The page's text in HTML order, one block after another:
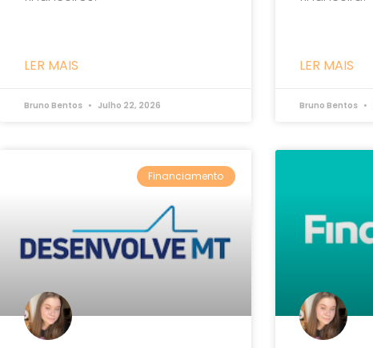
LER MAIS
Bruno Bentos Julho 22, 2026
LER MAIS
Bruno Bentos
Financiamento